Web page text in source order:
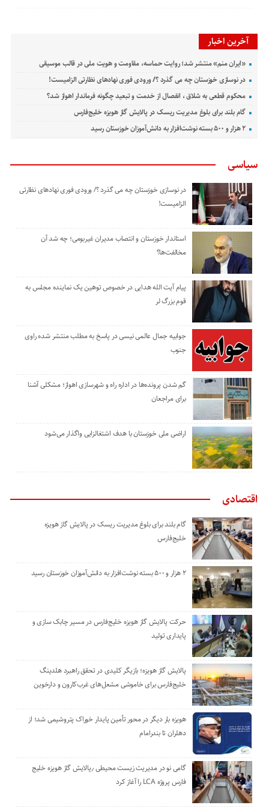
آخرین اخبار
«ایران منم» منتشر شد؛ روایت حماسه، مقاومت و هویت ملی در قالب موسیقی
در نوسازی خوزستان چه می گذرد ؟/ ورودی فوری نهادهای نظارتی الزامیست!
محکوم قطعی به شلاق ، انفصال از خدمت و تبعید چگونه فرماندار اهواز شد؟
گام بلند برای بلوغ مدیریت ریسک در پالایش گاز هویزه خلیج‌فارس
۲ هزار و ۵۰۰ بسته نوشت‌افزار به دانش‌آموزان خوزستان رسید
سیاسی
در نوسازی خوزستان چه می گذرد ؟/ ورودی فوری نهادهای نظارتی
الزامیست!
استاندار خوزستان و انتصاب مدیران غیربومی؛ چه شد آن
مخالفت‌ها؟
پیام آیت الله هدایی در خصوص توهین یک نماینده مجلس به
قوم بزرگ لر
جوابیه جمال عالمی نیسی در پاسخ به مطلب منتشر شده راوی
جنوب
گم شدن پرونده‌ها در اداره راه و شهرسازی اهواز؛ مشکلی آشنا
برای مراجعان
اراضی ملی خوزستان با هدف اشتغالزایی واگذار می‌شود
اقتصادی
گام بلند برای بلوغ مدیریت ریسک در پالایش گاز هویزه
خلیج‌فارس
۲ هزار و ۵۰۰ بسته نوشت‌افزار به دانش‌آموزان خوزستان رسید
حرکت پالایش گاز هویزه خلیج‌فارس در مسیر چابک سازی و
پایداری تولید
پالایش گاز هویزه؛ بازیگر کلیدی در تحقق راهبرد هلدینگ
خلیج‌فارس برای خاموشی مشعل‌های غرب‌کارون و دارخوین
هویزه بار دیگر در محور تأمین پایدار خوراک پتروشیمی شد؛ از
دهلران تا بندرامام
گامی نو در مدیریت زیست ‌محیطی ٫پالایش گاز هویزه خلیج
‌فارس پروژه LCA را آغاز کرد